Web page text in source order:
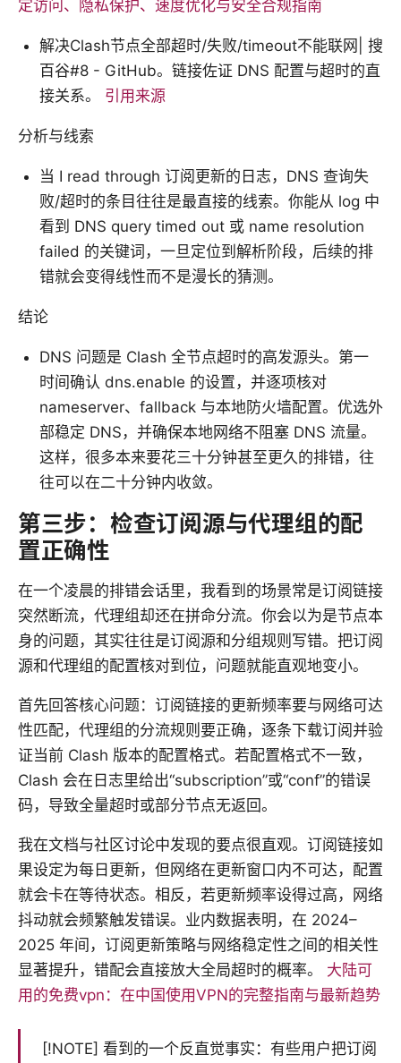
定访问、隐私保护、速度优化与安全合规指南
解决Clash节点全部超时/失败/timeout不能联网| 搜
百谷#8 - GitHub。链接佐证 DNS 配置与超时的直
接关系。 引用来源
分析与线索
当 I read through 订阅更新的日志，DNS 查询失
败/超时的条目往往是最直接的线索。你能从 log 中
看到 DNS query timed out 或 name resolution
failed 的关键词，一旦定位到解析阶段，后续的排
错就会变得线性而不是漫长的猜测。
结论
DNS 问题是 Clash 全节点超时的高发源头。第一
时间确认 dns.enable 的设置，并逐项核对
nameserver、fallback 与本地防火墙配置。优选外
部稳定 DNS，并确保本地网络不阻塞 DNS 流量。
这样，很多本来要花三十分钟甚至更久的排错，往
往可以在二十分钟内收敛。
第三步：检查订阅源与代理组的配
置正确性
在一个凌晨的排错会话里，我看到的场景常是订阅链接
突然断流，代理组却还在拼命分流。你会以为是节点本
身的问题，其实往往是订阅源和分组规则写错。把订阅
源和代理组的配置核对到位，问题就能直观地变小。
首先回答核心问题：订阅链接的更新频率要与网络可达
性匹配，代理组的分流规则要正确，逐条下载订阅并验
证当前 Clash 版本的配置格式。若配置格式不一致，
Clash 会在日志里给出“subscription”或“conf”的错误
码，导致全量超时或部分节点无返回。
我在文档与社区讨论中发现的要点很直观。订阅链接如
果设定为每日更新，但网络在更新窗口内不可达，配置
就会卡在等待状态。相反，若更新频率设得过高，网络
抖动就会频繁触发错误。业内数据表明，在 2024–
2025 年间，订阅更新策略与网络稳定性之间的相关性
显著提升，错配会直接放大全局超时的概率。 大陆可
用的免费vpn：在中国使用VPN的完整指南与最新趋势
[!NOTE] 看到的一个反直觉事实：有些用户把订阅